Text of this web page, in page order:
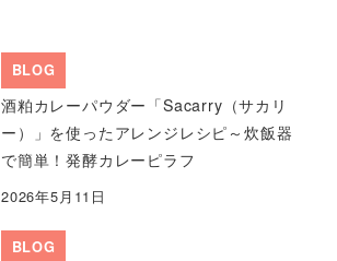
BLOG
酒粕カレーパウダー「Sacarry（サカリ
ー）」を使ったアレンジレシピ～炊飯器
で簡単！発酵カレーピラフ
2026年5月11日
BLOG